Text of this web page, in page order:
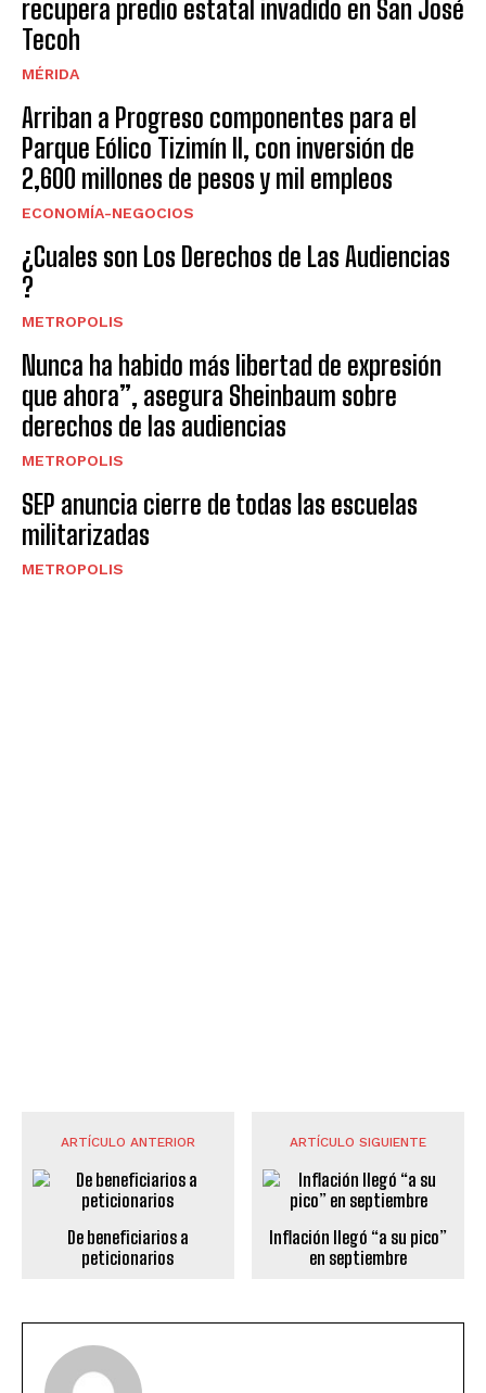
recupera predio estatal invadido en San José
Tecoh
MÉRIDA
Arriban a Progreso componentes para el
Parque Eólico Tizimín II, con inversión de
2,600 millones de pesos y mil empleos
ECONOMÍA-NEGOCIOS
¿Cuales son Los Derechos de Las Audiencias
?
METROPOLIS
Nunca ha habido más libertad de expresión
que ahora”, asegura Sheinbaum sobre
derechos de las audiencias
METROPOLIS
SEP anuncia cierre de todas las escuelas
militarizadas
METROPOLIS
ARTÍCULO ANTERIOR
De beneficiarios a
peticionarios
ARTÍCULO SIGUIENTE
Inflación llegó “a su pico”
en septiembre